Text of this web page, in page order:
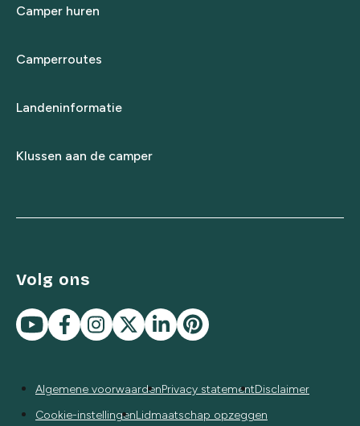
Camper huren
Camperroutes
Landeninformatie
Klussen aan de camper
Volg ons
Algemene voorwaardenPrivacy statementDisclaimer
Cookie-instellingenLidmaatschap opzeggen